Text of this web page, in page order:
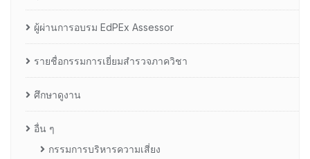
ผู้ผ่านการอบรม EdPEx Assessor
รายชื่อกรรมการเยี่ยมสำรวจภาควิชา
ศึกษาดูงาน
อื่น ๆ
กรรมการบริหารความเสี่ยง